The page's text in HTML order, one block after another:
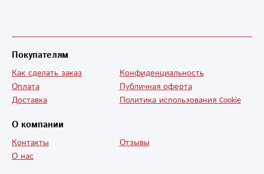
Покупателям
Как сделать заказ
Оплата
Доставка
Конфиденциальность
Публичная оферта
Политика использования Cookie
О компании
Контакты
О нас
Отзывы